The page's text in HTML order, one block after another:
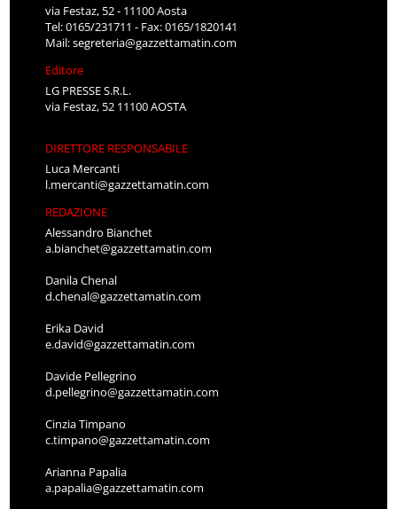
via Festaz, 52 - 11100 Aosta
Tel: 0165/231711 - Fax: 0165/1820141
Mail:segreteria@gazzettamatin.com
Editore
LG PRESSE S.R.L.
via Festaz, 52 11100 AOSTA
DIRETTORE RESPONSABILE
Luca Mercanti
l.mercanti@gazzettamatin.com
REDAZIONE
Alessandro Bianchet
a.bianchet@gazzettamatin.com
Danila Chenal
d.chenal@gazzettamatin.com
Erika David
e.david@gazzettamatin.com
Davide Pellegrino
d.pellegrino@gazzettamatin.com
Cinzia Timpano
c.timpano@gazzettamatin.com
Arianna Papalia
a.papalia@gazzettamatin.com